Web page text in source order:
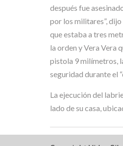
después fue
por los militares”,
que estaba a tres
la orden y Vera Vera
pistola 9 milímetros,
seguridad durante el
La ejecución del
lado de su casa,